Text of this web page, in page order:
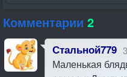
Комментарии 2
Стальной779
Маленькая